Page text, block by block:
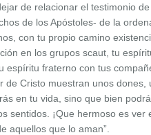
de relacionar el testimonio
de los Apóstoles- de la
con tu propio camino
en los grupos scaut, tu
espíritu fraterno con tus
de Cristo muestran unos
en tu vida, sino que bien
sentidos. ¡Que hermoso es
aquellos que lo aman”.